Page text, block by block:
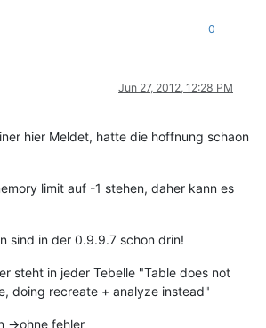
0
Jun 27, 2012, 12:28 PM
hier Meldet, hatte die hoffnung schaon
limit auf -1 stehen, daher kann es
sind in der 0.9.9.7 schon drin!
steht in jeder Tebelle "Table does not
doing recreate + analyze instead"
->ohne fehler